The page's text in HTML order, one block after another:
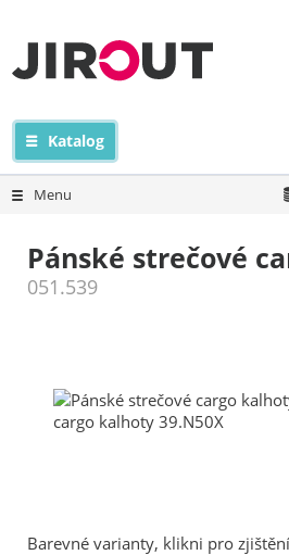
Katalog
Menu
Pánské strečové
051.539
Barevné varianty, klikni pro